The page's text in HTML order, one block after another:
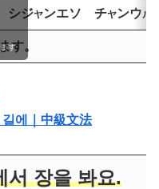
シジヤンエソ チヤンウル
す。
す
에｜中級文法
서 장을 봐요.